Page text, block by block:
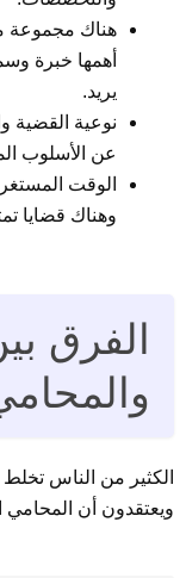
هناك مجموعة
أهمها خبرة
يريد.
نوعية
عن الأسلوب
الوقت
وهناك قضايا
الفرق
الكثير من الناس
ويعتقدون أن المحامي